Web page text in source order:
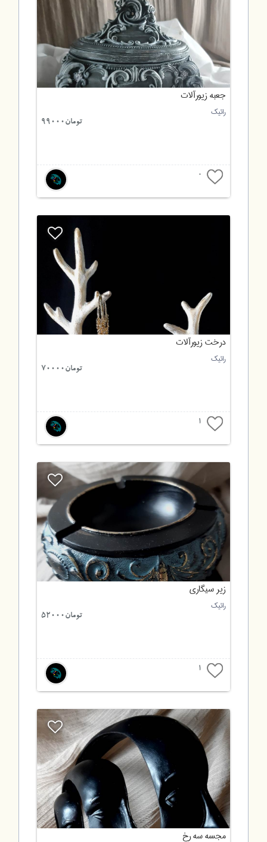
جعبه زیورآلات
رائیک
تومان99000
0
درخت زیورآلات
رائیک
تومان70000
1
زیر سیگاری
رائیک
تومان52000
1
مجسه سه رخ